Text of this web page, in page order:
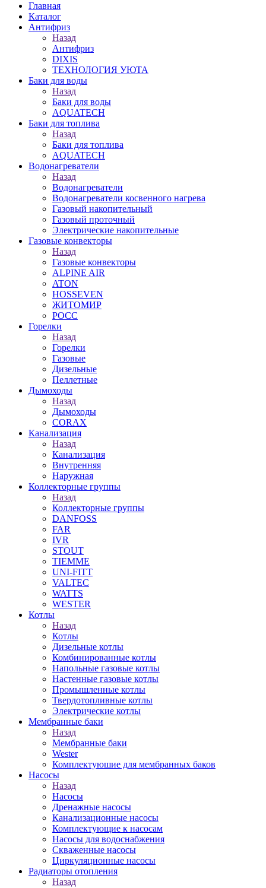
Главная
Каталог
Антифриз
Назад
Антифриз
DIXIS
ТЕХНОЛОГИЯ УЮТА
Баки для воды
Назад
Баки для воды
AQUATECH
Баки для топлива
Назад
Баки для топлива
AQUATECH
Водонагреватели
Назад
Водонагреватели
Водонагреватели косвенного нагрева
Газовый накопительный
Газовый проточный
Электрические накопительные
Газовые конвекторы
Назад
Газовые конвекторы
ALPINE AIR
ATON
HOSSEVEN
ЖИТОМИР
РОСС
Горелки
Назад
Горелки
Газовые
Дизельные
Пеллетные
Дымоходы
Назад
Дымоходы
CORAX
Канализация
Назад
Канализация
Внутренняя
Наружная
Коллекторные группы
Назад
Коллекторные группы
DANFOSS
FAR
IVR
STOUT
TIEMME
UNI-FITT
VALTEC
WATTS
WESTER
Котлы
Назад
Котлы
Дизельные котлы
Комбинированные котлы
Напольные газовые котлы
Настенные газовые котлы
Промышленные котлы
Твердотопливные котлы
Электрические котлы
Мембранные баки
Назад
Мембранные баки
Wester
Комплектуюшие для мембранных баков
Насосы
Назад
Насосы
Дренажные насосы
Канализационные насосы
Комплектующие к насосам
Насосы для водоснабжения
Скваженные насосы
Циркуляционные насосы
Радиаторы отопления
Назад